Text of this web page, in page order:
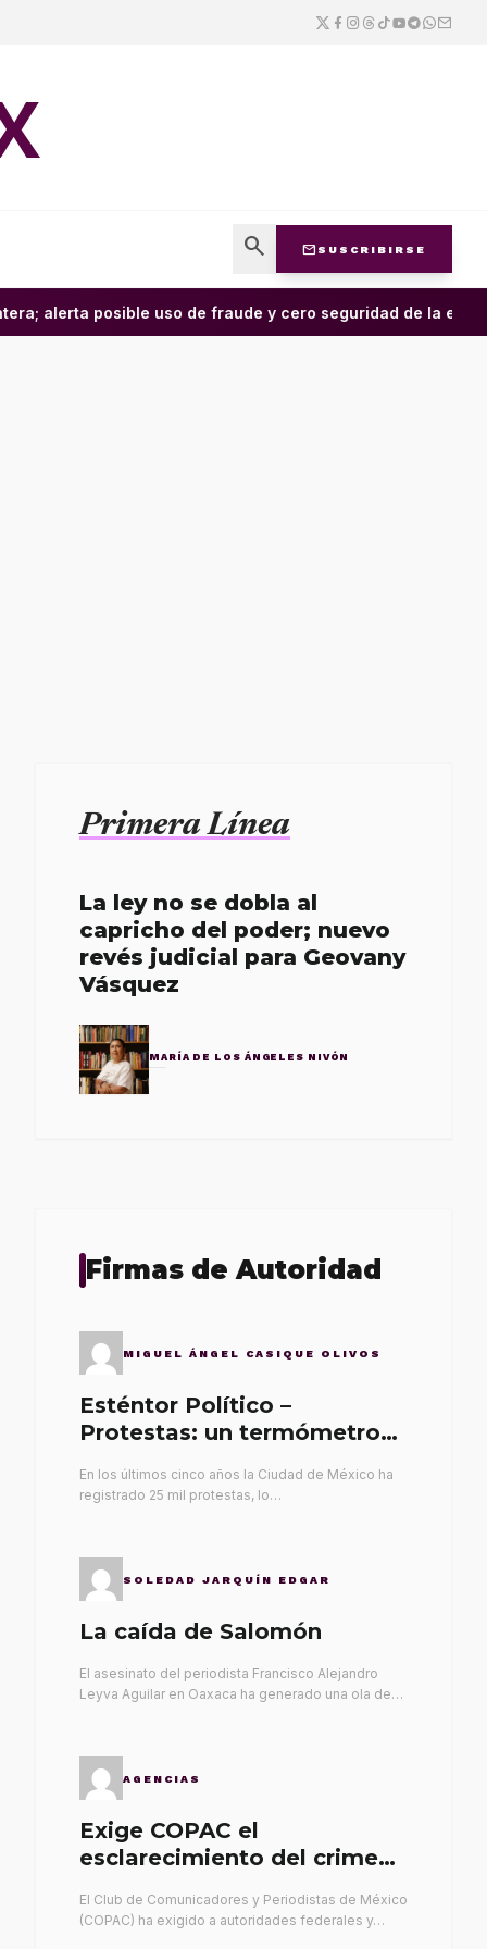
search mail SUSCRIBIRSE
alerta posible uso de fraude y cero seguridad de la
Primera Línea
La ley no se dobla al
capricho del poder; nuevo
revés judicial para Geovany
Vásquez
MARÍA DE LOS ÁNGELES NIVÓN
Firmas de Autoridad
MIGUEL ÁNGEL CASIQUE OLIVOS
Esténtor Político –
Protestas: un termómetro
En los últimos cinco años la Ciudad de México ha
registrado 25 mil protestas, lo…
SOLEDAD JARQUÍN EDGAR
La caída de Salomón
El asesinato del periodista Francisco Alejandro
Leyva Aguilar en Oaxaca ha generado una ola de…
AGENCIAS
Exige COPAC el
esclarecimiento del crimen
El Club de Comunicadores y Periodistas de México
(COPAC) ha exigido a autoridades federales y…